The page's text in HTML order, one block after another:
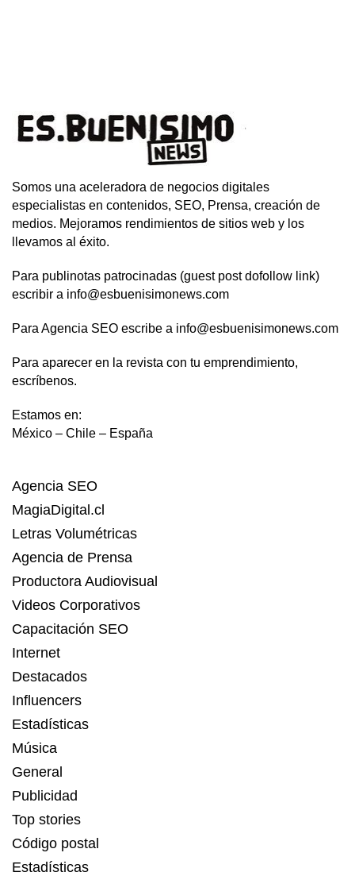
Somos una aceleradora de negocios digitales
especialistas en contenidos, SEO, Prensa, creación de
medios. Mejoramos rendimientos de sitios web y los
llevamos al éxito.
Para publinotas patrocinadas (guest post dofollow link)
escribir a info@esbuenisimonews.com
Para Agencia SEO escribe a info@esbuenisimonews.com
Para aparecer en la revista con tu emprendimiento,
escríbenos.
Estamos en:
México – Chile – España
Agencia SEO
MagiaDigital.cl
Letras Volumétricas
Agencia de Prensa
Productora Audiovisual
Videos Corporativos
Capacitación SEO
Internet
Destacados
Influencers
Estadísticas
Música
General
Publicidad
Top stories
Código postal
Estadísticas